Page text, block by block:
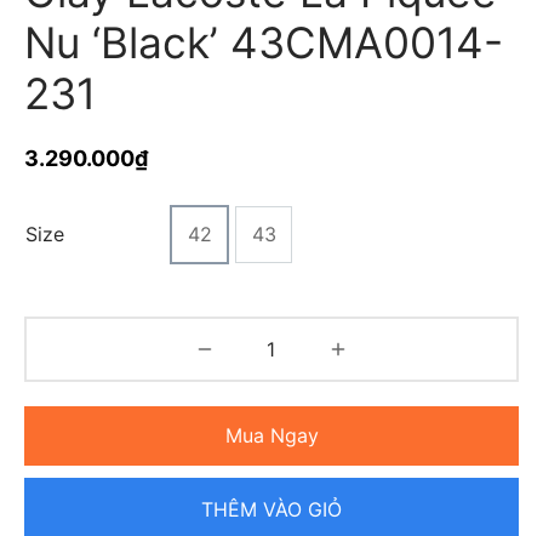
Nu ‘Black’ 43CMA0014-
231
3.290.000₫
Size 42 43
Mua Ngay
THÊM VÀO GIỎ